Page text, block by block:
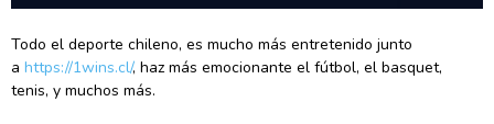
Todo el deporte chileno, es mucho más entretenido junto
a https://1wins.cl/, haz más emocionante el fútbol, el basquet,
tenis, y muchos más.